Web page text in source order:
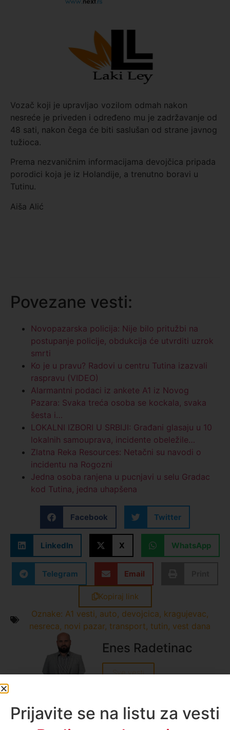
Vozač koji je upravljao vozilom odmah nakon
nesreće je priveden i određeno mu je zadržavanje od
48 sati, nakon čega će biti saslušan od strane javnog
tužioca.
Prema nezvaničnim informacijama devojčica pripada
porodici koja je iz Holandije, a trenutno boravi u
Tutinu.
Aiša Alić
Povezane vesti:
Novopazarska policija: Nije bilo pritužbi na
postupanje policije, obdukcija će utvrditi uzrok
smrti
Ko je u pravu? Radovi u centru Tutina izazvali
raspravu (VIDEO)
Alarmantni podaci iz ankete A1 iz Novog
Pazara: Svaka treća osoba se kockala, svaka
šesta i…
LOKALNI IZBORI U SRBIJI: Građani glasaju u 10
lokalnih samouprava, incidente obeležile…
Zlatna Reka Resources: Netačni su navodi o
incidentu na Rogozni
Jedna osoba ranjena u pucnjavi u selu Gradac
kod Tutina, jedna uhapšena
Facebook Twitter
LinkedIn X WhatsApp
Telegram Email
Kopiraj link
Oznake: A1 vesti, auto, devojcica, kragujevac,
nesreca, novi pazar, transport, tutin, vest dana
Enes Radetinac
Sve vesti
Prijavite se na listu za vesti